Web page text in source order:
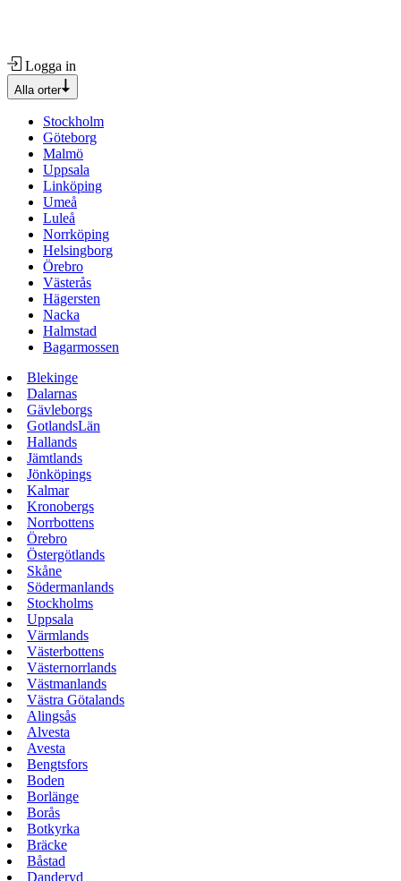
Logga in
Alla orter
Stockholm
Göteborg
Malmö
Uppsala
Linköping
Umeå
Luleå
Norrköping
Helsingborg
Örebro
Västerås
Hägersten
Nacka
Halmstad
Bagarmossen
Blekinge
Dalarnas
Gävleborgs
GotlandsLän
Hallands
Jämtlands
Jönköpings
Kalmar
Kronobergs
Norrbottens
Örebro
Östergötlands
Skåne
Södermanlands
Stockholms
Uppsala
Värmlands
Västerbottens
Västernorrlands
Västmanlands
Västra Götalands
Alingsås
Alvesta
Avesta
Bengtsfors
Boden
Borlänge
Borås
Botkyrka
Bräcke
Båstad
Danderyd